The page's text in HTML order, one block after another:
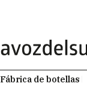
Fábrica de botellas